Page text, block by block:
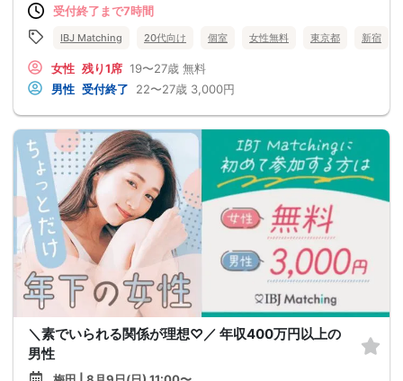
受付終了まで7時間
IBJ Matching 20代向け 個室 女性無料 東京都 新宿
女性 残り1席 19〜27歳 無料
男性 受付終了 22〜27歳 3,000円
＼素でいられる関係が理想♡／ 年収400万円以上の
男性